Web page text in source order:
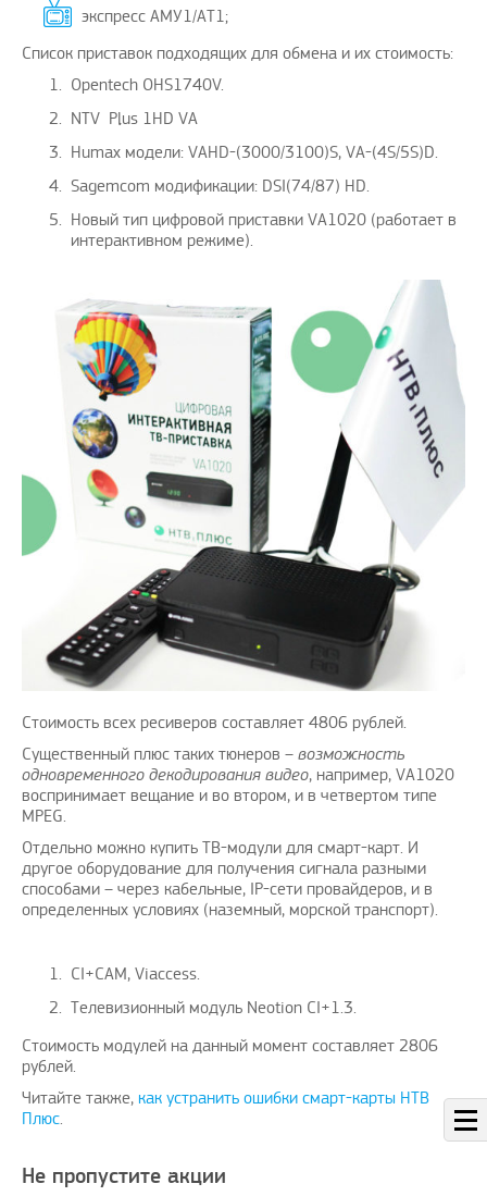
экспресс АМУ1/АТ1;
Список приставок подходящих для обмена и их стоимость:
Opentech OHS1740V.
NTV Plus 1HD VA
Humax модели: VAHD-(3000/3100)S, VA-(4S/5S)D.
Sagemcom модификации: DSI(74/87) HD.
Новый тип цифровой приставки VA1020 (работает в
интерактивном режиме).
Стоимость всех ресиверов составляет 4806 рублей.
Существенный плюс таких тюнеров – возможность
одновременного декодирования видео, например, VA1020
воспринимает вещание и во втором, и в четвертом типе
MPEG.
Отдельно можно купить ТВ-модули для смарт-карт. И
другое оборудование для получения сигнала разными
способами – через кабельные, IP-сети провайдеров, и в
определенных условиях (наземный, морской транспорт).
CI+CAM, Viaccess.
Телевизионный модуль Neotion CI+1.3.
Стоимость модулей на данный момент составляет 2806
рублей.
Читайте также, как устранить ошибки смарт-карты НТВ
Плюс.
Не пропустите акции